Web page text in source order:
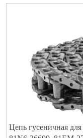
Цепь гусеничная